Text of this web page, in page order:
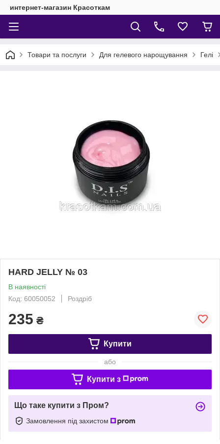
интернет-магазин Красоткам
Товари та послуги Для гелевого нарощування Гелі
HARD JELLY № 03
В наявності
Код: 60050052
Роздріб
235 ₴
Купити
або
Купити з
Що таке купити з Пром?
Замовлення під захистом